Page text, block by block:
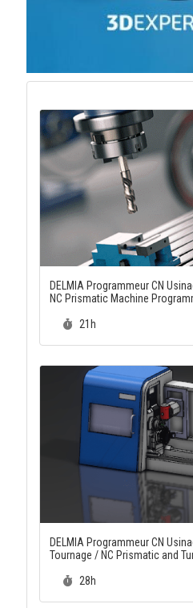
DELMIA Programmeur CN
Durée :
21h
DELMIA Programmeur CN
Durée :
28h